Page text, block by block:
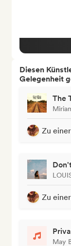
Diesen
Gelegenheit
The
Zu
Zu
May